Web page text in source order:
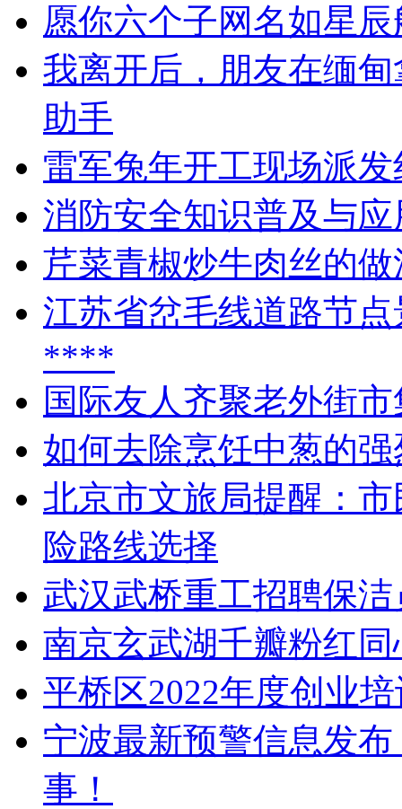
愿你六个子网名如星
我离开后，朋友在缅
助手
雷军兔年开工现场派
消防安全知识普及与
芹菜青椒炒牛肉丝的
江苏省岔毛线道路节
****
国际友人齐聚老外街
如何去除烹饪中葱的
北京市文旅局提醒：
险路线选择
武汉武桥重工招聘保
南京玄武湖千瓣粉红
平桥区2022年度创业
宁波最新预警信息发
事！